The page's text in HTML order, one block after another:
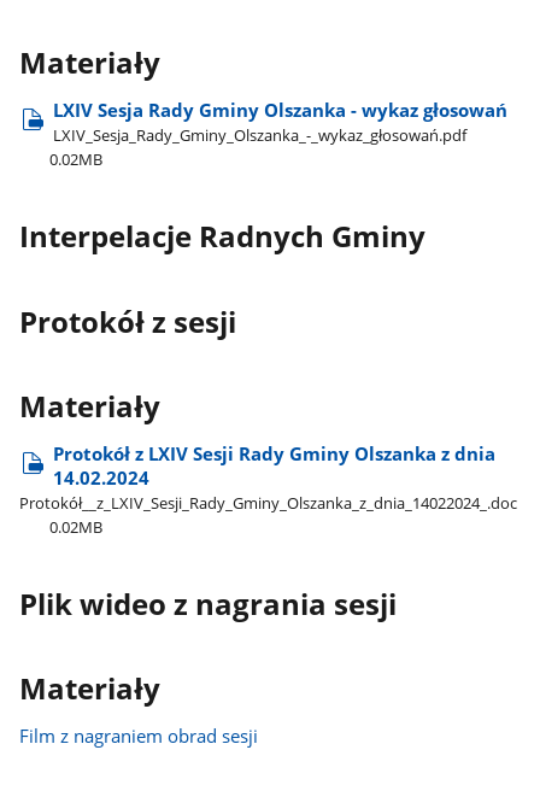
Materiały
LXIV Sesja Rady Gminy Olszanka - wykaz głosowań
LXIV​_Sesja​_Rady​_Gminy​_Olszanka​_-​_wykaz​_głosowań.pdf
0.02MB
Interpelacje Radnych Gminy
Protokół z sesji
Materiały
Protokół z LXIV Sesji Rady Gminy Olszanka z dnia
14.02.2024
Protokół​_​_z​_LXIV​_Sesji​_Rady​_Gminy​_Olszanka​_z​_dnia​_14022024​_.doc
0.02MB
Plik wideo z nagrania sesji
Materiały
Film z nagraniem obrad sesji